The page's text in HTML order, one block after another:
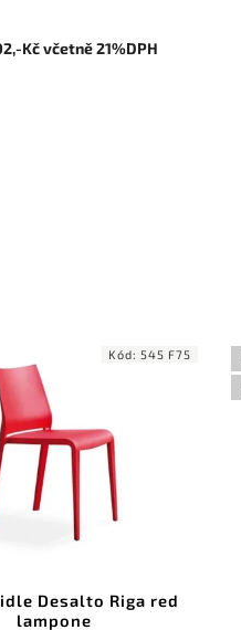
Kč včetně 21%DPH
Desalto Riga red
lampone
Kód: 545 F75